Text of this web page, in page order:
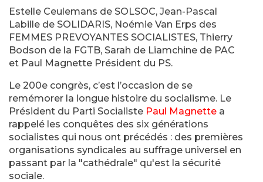
Estelle Ceulemans de SOLSOC, Jean-Pascal
Labille de SOLIDARIS, Noémie Van Erps des
FEMMES PREVOYANTES SOCIALISTES, Thierry
Bodson de la FGTB, Sarah de Liamchine de PAC
et Paul Magnette Président du PS.
Le 200e congrès, c’est l’occasion de se
remémorer la longue histoire du socialisme. Le
Président du Parti Socialiste Paul Magnette a
rappelé les conquêtes des six générations
socialistes qui nous ont précédés : des premières
organisations syndicales au suffrage universel en
passant par la "cathédrale" qu'est la sécurité
sociale.